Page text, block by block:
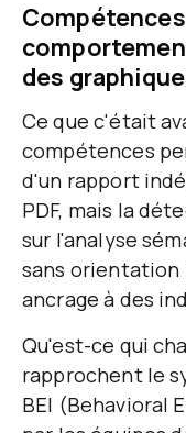
des
Ce que c'était
compétences
d'un rapport
PDF, mais la
sur l'analyse
sans
ancrage à des
Qu'est-ce qui
rapprochent le
BEI (Behavioral